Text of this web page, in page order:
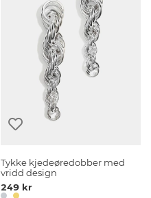
Tykke kjedeøredobber med
vridd design
249 kr